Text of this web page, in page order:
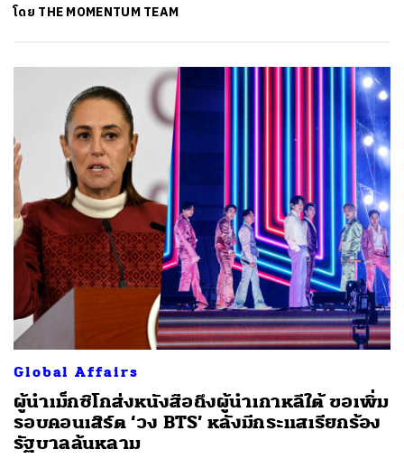
โดย THE MOMENTUM TEAM
Global Affairs
ผู้นำเม็กซิโกส่งหนังสือถึงผู้นำเกาหลีใต้ ขอเพิ่ม
รอบคอนเสิร์ต ‘วง BTS’ หลังมีกระแสเรียกร้อง
รัฐบาลล้นหลาม